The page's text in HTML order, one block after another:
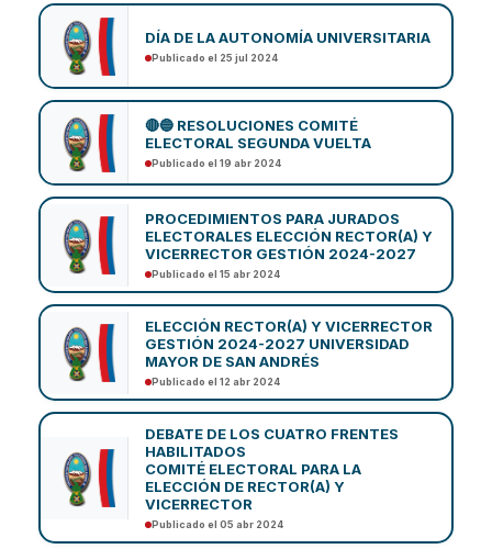
DÍA DE LA AUTONOMÍA UNIVERSITARIA
Publicado el 25 jul 2024
🔴🔵 RESOLUCIONES COMITÉ
ELECTORAL SEGUNDA VUELTA
Publicado el 19 abr 2024
PROCEDIMIENTOS PARA JURADOS
ELECTORALES ELECCIÓN RECTOR(A) Y
VICERRECTOR GESTIÓN 2024-2027
Publicado el 15 abr 2024
ELECCIÓN RECTOR(A) Y VICERRECTOR
GESTIÓN 2024-2027 UNIVERSIDAD
MAYOR DE SAN ANDRÉS
Publicado el 12 abr 2024
DEBATE DE LOS CUATRO FRENTES
HABILITADOS
COMITÉ ELECTORAL PARA LA
ELECCIÓN DE RECTOR(A) Y
VICERRECTOR
Publicado el 05 abr 2024